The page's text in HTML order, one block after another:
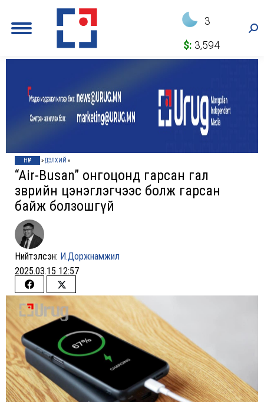
3
$: 3,594
НҮҮР »ДЭЛХИЙ »
“Air-Busan” онгоцонд гарсан гал
зөөврийн цэнэглэгчээс болж гарсан
байж болзошгүй
Нийтэлсэн: И.Доржнамжил
2025.03.15 12:57
Share
on
Facebook
Share
on